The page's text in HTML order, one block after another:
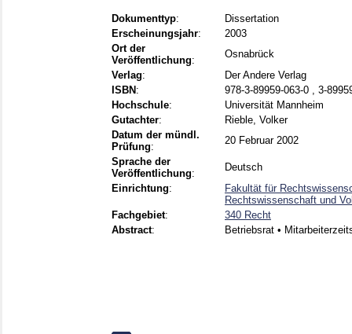
Dokumenttyp:
Dissertation
Erscheinungsjahr:
2003
Ort der
Veröffentlichung:
Osnabrück
Verlag:
Der Andere Verlag
ISBN :
978-3-89959-063-0 , 3-
Hochschule:
Universität Mannheim
Gutachter:
Rieble, Volker
Datum der mündl.
Prüfung:
20 Februar 2002
Sprache der
Veröffentlichung:
Deutsch
Einrichtung:
Fakultät für
Rechtswissenschaft und
Fachgebiet:
340 Recht
Abstract: Betriebsrat •